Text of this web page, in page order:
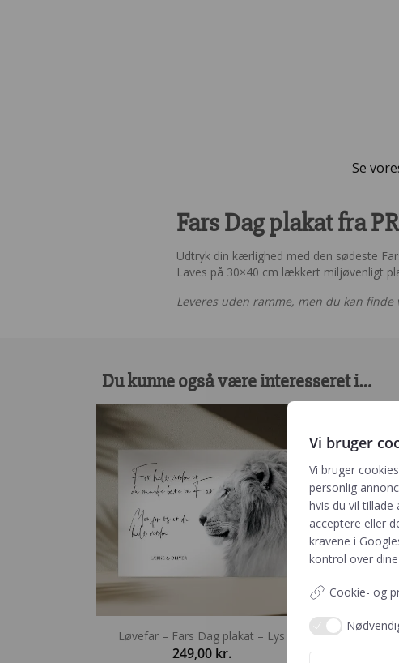
Se
Fars Dag plakat fra
Udtryk din kærlighed med den sødeste
Laves på 30×40 cm lækkert miljøvenligt
Leveres uden ramme, men du kan finde
Du kunne også være interesseret i…
Løvefar – Fars Dag plakat – Lys
249,00 kr.
Vi bruger
Vi bruger
personlig
hvis du vil
acceptere eller
kravene i
kontrol over
Cookie- og